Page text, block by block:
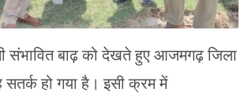
बाढ़ को देखते हुए आजमगढ़ जिला
सतर्क हो गया है। इसी क्रम में